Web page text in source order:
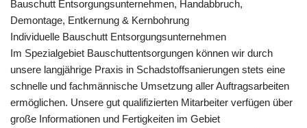
Bauschutt Entsorgungsunternehmen, Handabbruch,
Demontage, Entkernung & Kernbohrung
Individuelle Bauschutt Entsorgungsunternehmen
Im Spezialgebiet Bauschuttentsorgungen können wir durch
unsere langjährige Praxis in Schadstoffsanierungen stets eine
schnelle und fachmännische Umsetzung aller Auftragsarbeiten
ermöglichen. Unsere gut qualifizierten Mitarbeiter verfügen über
große Informationen und Fertigkeiten im Gebiet